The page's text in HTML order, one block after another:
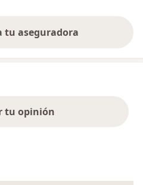
tu aseguradora
tu opinión